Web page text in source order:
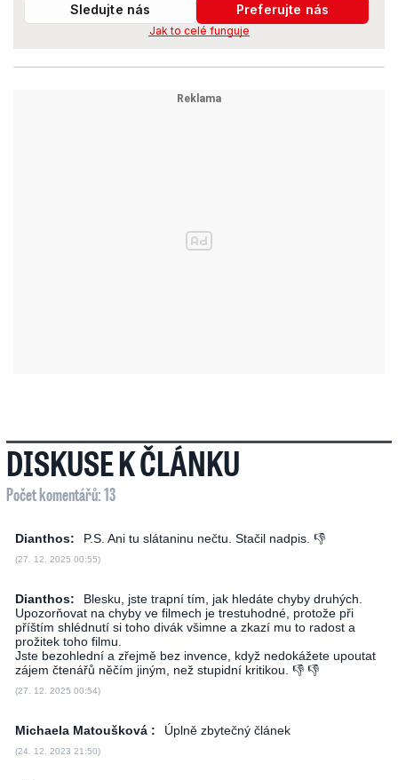
Sledujte nás
Preferujte nás
Jak to celé funguje
DISKUSE K ČLÁNKU
Počet komentářů: 13
Dianthos: P.S. Ani tu slátaninu nečtu. Stačil nadpis. 👎
(27. 12. 2025 00:55)
Dianthos:
Blesku, jste trapní tím, jak hledáte chyby druhých.
Upozorňovat na chyby ve filmech je trestuhodné, protože při
příštím shlédnutí si toho divák všimne a zkazí mu to radost a
prožitek toho filmu.
Jste bezohlední a zřejmě bez invence, když nedokážete upoutat
zájem čtenářů něčím jiným, než stupidní kritikou. 👎 👎
(27. 12. 2025 00:54)
Michaela Matoušková : Úplně zbytečný článek
(24. 12. 2023 21:50)